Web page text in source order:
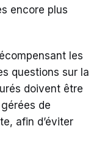
encore plus
les
questions sur la
doivent être
de
afin d’éviter